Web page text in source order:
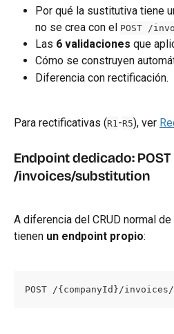
Por qué la sustitutiva tiene
no se crea con el POST /
Las 6 validaciones que
Cómo se construyen
Diferencia con rectificación.
Para rectificativas (R1 -R5), ver
Endpoint dedicado: POST
/invoices/substitution
A diferencia del CRUD normal
tienen un endpoint propio:
POST /{companyId}/